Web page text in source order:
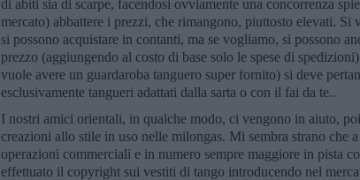
di abiti sia di scarpe, facendosi ovviamente una concorrenza
mercato) abbattere i prezzi, che rimangono, piuttosto elevati. Si
si possono acquistare in contanti, ma se vogliamo, si possono
prezzo (aggiungendo al costo di base solo le spese di
vuole avere un guardaroba tanguero super fornito) si deve
esclusivamente tangueri adattati dalla sarta o con il fai da te..
I nostri amici orientali, in qualche modo, ci vengono in aiuto,
creazioni allo stile in uso nelle milongas. Mi sembra strano che
operazioni commerciali e in numero sempre maggiore in pista
effettuato il copyright sui vestiti di tango introducendo nel